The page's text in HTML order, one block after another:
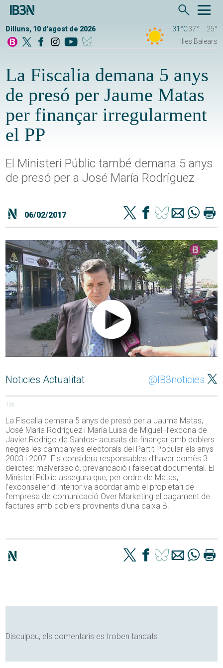
Dilluns, 10 d'agost de 2026 31°C37°
25°
Illes Balears
La Fiscalia demana 5 anys
de presó per Jaume Matas
per finançar irregularment
el PP
El Ministeri Públic també demana 5 anys
de presó per a José María Rodríguez
06/02/2017
Noticies Actualitat @IB3noticies
136
La Fiscalia demana 5 anys de presó per a Jaume Matas,
José María Rodríguez i María Luisa de Miguel -l’exdona de
Javier Rodrigo de Santos- acusats de finançar amb doblers
negres les campanyes electorals del Partit Popular els anys
2003 i 2007. Els considera responsables d’haver comès 3
delictes: malversació, prevaricació i falsedat documental. El
Ministeri Públic assegura que, per ordre de Matas,
l’exconseller d’Interior va acordar amb el propietari de
l’empresa de comunicació Over Marketing el pagament de
factures amb doblers provinents d’una caixa B.
Disculpau, els comentaris es troben tancats